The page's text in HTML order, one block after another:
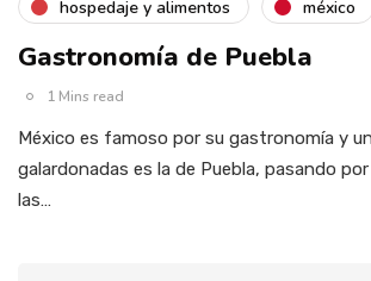
hospedaje y alimentos méxico
Gastronomía de Puebla
1 Mins read
México es famoso por su gastronomía y
galardonadas es la de Puebla, pasando
las…